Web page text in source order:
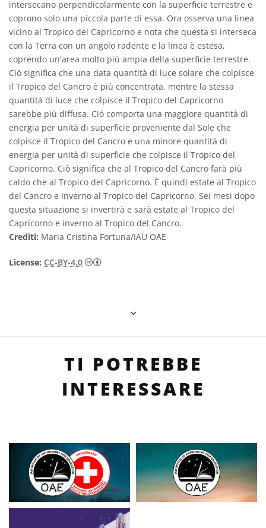
intersecano perpendicolarmente con la superficie terrestre e
coprono solo una piccola parte di essa. Ora osserva una linea
vicino al Tropico del Capricorno e nota che questa si interseca
con la Terra con un angolo radente e la linea è estesa,
coprendo un'area molto più ampia della superficie terrestre.
Ciò significa che una data quantità di luce solare che colpisce
il Tropico del Cancro è più concentrata, mentre la stessa
quantità di luce che colpisce il Tropico del Capricorno
sarebbe più diffusa. Ciò comporta una maggiore quantità di
energia per unità di superficie proveniente dal Sole che
colpisce il Tropico del Cancro e una minore quantità di
energia per unità di superficie che colpisce il Tropico del
Capricorno. Ciò significa che al Tropico del Cancro farà più
caldo che al Tropico del Capricorno. È quindi estate al Tropico
del Cancro e inverno al Tropico del Capricorno. Sei mesi dopo
questa situazione si invertirà e sarà estate al Tropico del
Capricorno e inverno al Tropico del Cancro.
Crediti: Maria Cristina Fortuna/IAU OAE
License: CC-BY-4.0 Creative Commons Attribuzione 4.0
TI POTREBBE
INTERESSARE